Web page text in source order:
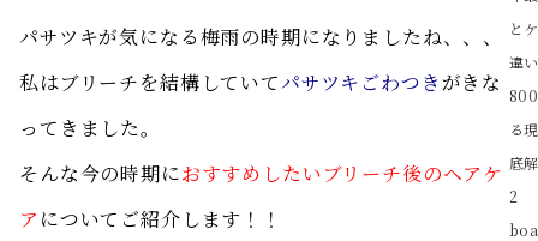
パサツキが気になる梅雨の時期になりましたね、、、
私はブリーチを結構していてパサツキごわつき がきな
ってきました。
そんな今の時期におすすめしたいブリーチ後のヘアケ
ア についてご紹介します！！
2